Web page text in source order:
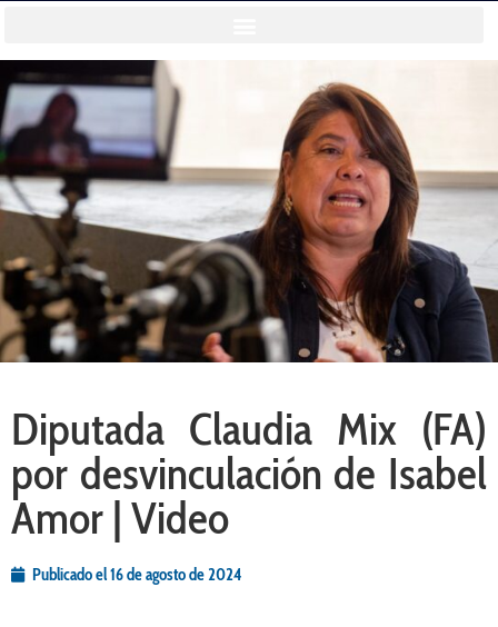
Diputada Claudia Mix (FA)
por desvinculación de Isabel
Amor | Video
Publicado el16 de agosto de 2024